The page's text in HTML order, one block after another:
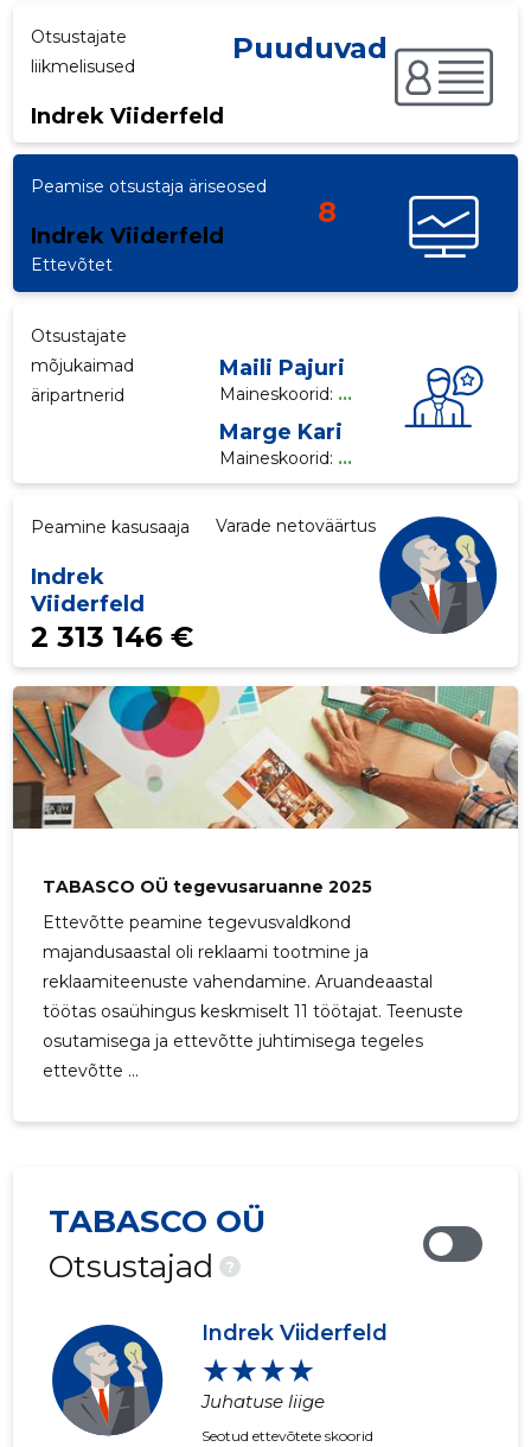
Otsustajate
liikmelisused
Indrek Viiderfeld
Puuduvad
Peamise otsustaja äriseosed
Indrek Viiderfeld
8
Ettevõtet
Otsustajate
mõjukaimad
äripartnerid
Maili Pajuri
Maineskoorid: ...
Marge Kari
Maineskoorid: ...
Peamine kasusaaja
Indrek
Viiderfeld
Varade netoväärtus
2 313 146 €
TABASCO OÜ tegevusaruanne 2025
Ettevõtte peamine tegevusvaldkond
majandusaastal oli reklaami tootmine ja
reklaamiteenuste vahendamine. Aruandeaastal
töötas osaühingus keskmiselt 11 töötajat. Teenuste
osutamisega ja ettevõtte juhtimisega tegeles
ettevõtte ...
TABASCO OÜ
Otsustajad
?
Indrek Viiderfeld
★★★★
Juhatuse liige
Seotud ettevõtete skoorid